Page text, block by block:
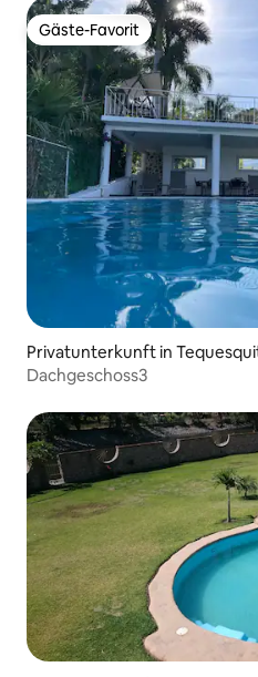
Gäste-Favorit
Gäste-Favorit
Privatunterkunft in
Dachgeschoss3